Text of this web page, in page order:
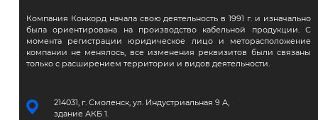
Компания Конкорд начала свою деятельность в 1991 г. и изначально
была ориентирована на производство кабельной продукции. С
момента регистрации юридическое лицо и меторасположение
компании не менялось, все изменения реквизитов были связаны
только с расширением территории и видов деятельности.
214031, г. Смоленск, ул. Индустриальная 9 А,
здание АКБ 1.